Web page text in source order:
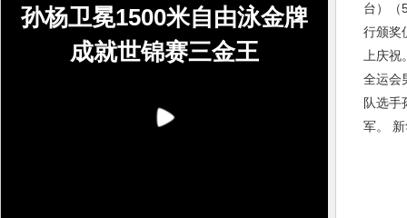
孙杨卫冕1500米自由泳金牌
成就世锦赛三金王
台）
行颁奖
上庆
全运会
队选手
军。